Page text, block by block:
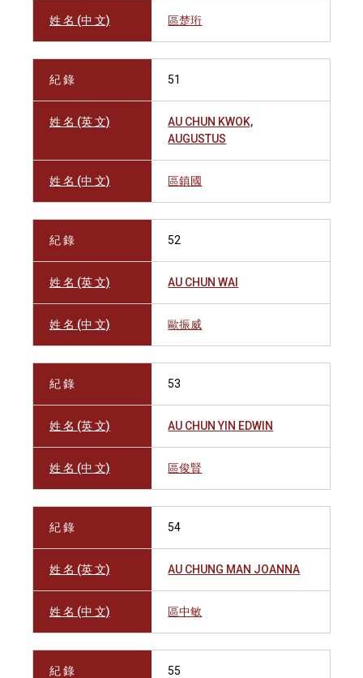
姓 名 (中 文) 區楚珩
紀 錄 51
姓 名 (英 文)
AU CHUN KWOK,
AUGUSTUS
姓 名 (中 文) 區鎮國
紀 錄 52
姓 名 (英 文) AU CHUN WAI
姓 名 (中 文) 歐振威
紀 錄 53
姓 名 (英 文) AU CHUN YIN EDWIN
姓 名 (中 文) 區俊賢
紀 錄 54
姓 名 (英 文) AU CHUNG MAN JOANNA
姓 名 (中 文) 區中敏
紀 錄 55